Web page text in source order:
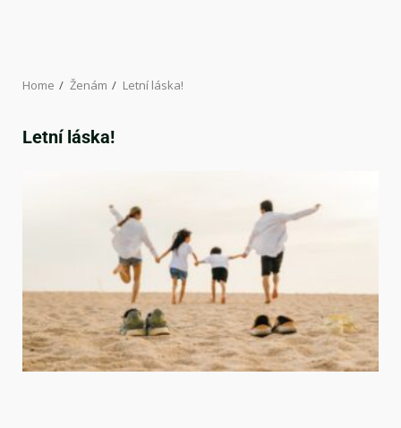
Home Ženám Letní láska!
Letní láska!